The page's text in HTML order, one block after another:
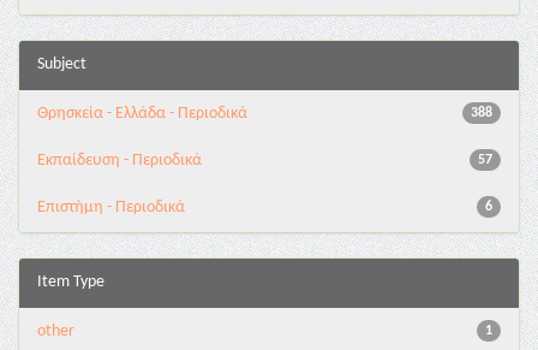
Subject
388
Θρησκεία - Ελλάδα - Περιοδικά
57
Εκπαίδευση - Περιοδικά
6
Επιστήμη - Περιοδικά
Item Type
1
other